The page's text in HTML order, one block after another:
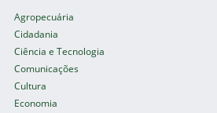
Agropecuária
Cidadania
Ciência e Tecnologia
Comunicações
Cultura
Economia